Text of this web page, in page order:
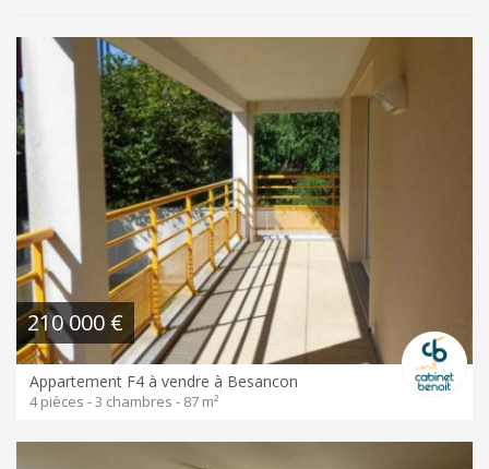
210 000 €
Appartement F4 à vendre à Besancon
4 pièces - 3 chambres - 87 m²